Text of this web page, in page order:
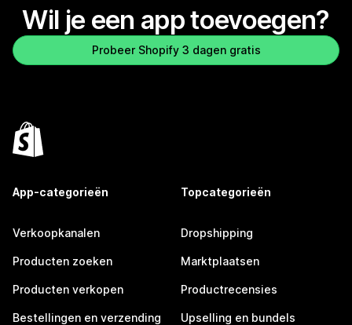
Wil je een app toevoegen?
Probeer Shopify 3 dagen gratis
App-categorieën
Verkoopkanalen
Producten zoeken
Producten verkopen
Bestellingen en verzending
Topcategorieën
Dropshipping
Marktplaatsen
Productrecensies
Upselling en bundels